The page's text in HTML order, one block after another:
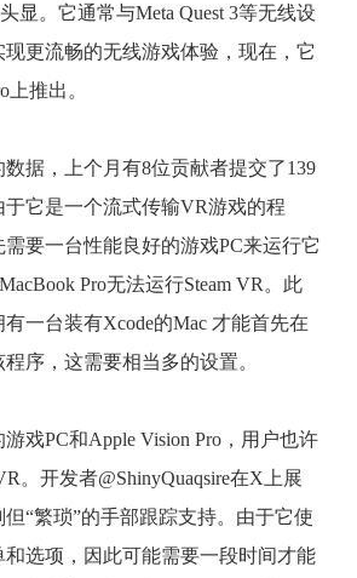
显。它通常与Meta Quest 3等无线设
更流畅的无线游戏体验，现在，它
上推出。
据，上个月有8位贡献者提交了139
它是一个流式传输VR游戏的程
要一台性能良好的游戏PC来运行它
Pro无法运行Steam VR。此
一台装有Xcode的Mac 才能首先在
序，这需要相当多的设置。
戏PC和Apple Vision Pro，用户也许
。开发者@ShinyQuaqsire在X上展
“繁琐”的手部跟踪支持。由于它使
和选项，因此可能需要一段时间才能